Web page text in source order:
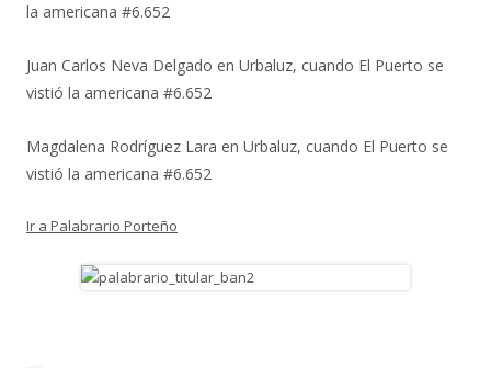
la americana #6.652
Juan Carlos Neva Delgado en Urbaluz, cuando El Puerto se
vistió la americana #6.652
Magdalena Rodríguez Lara en Urbaluz, cuando El Puerto se
vistió la americana #6.652
Ir a Palabrario Porteño